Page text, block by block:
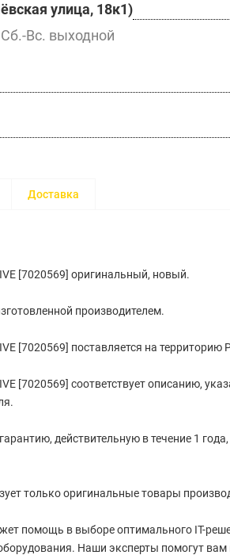
улица, 18к1)
Вс. выходной
Доставка
[7020569] оригинальный, новый.
производителем.
[7020569] поставляется на
[7020569] cоответствует описанию,
действительную в течение 1
только оригинальные товары
помощь в выборе оптимального IT-
Наши эксперты помогут вам